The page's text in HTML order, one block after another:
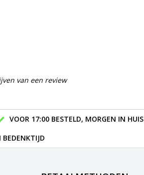
van een review
VOOR 17:00 BESTELD, MORGEN IN HUIS
BEDENKTIJD